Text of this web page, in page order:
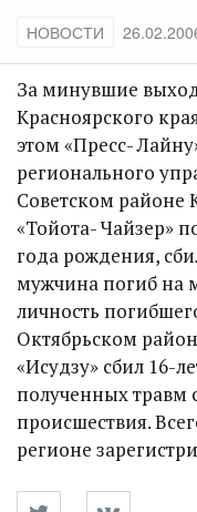
НОВОСТИ
За минувшие
Красноярского
этом «Пресс-
регионального
Советском районе
«Тойота- Чайзер»
года рождения,
мужчина погиб на
личность
Октябрьском
«Исудзу» сбил 16-
полученных травм
происшествия.
регионе